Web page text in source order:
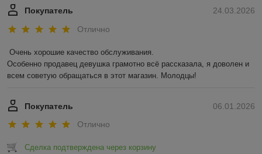
24.03.2026
Покупатель
Отлично
Очень хорошие качество обслуживания.
Особенно продавец девушка грамотно всё рассказала, я доволен и
всем советую обращаться в этот магазин. Молодцы!
06.01.2026
Покупатель
Отлично
Сделка подтверждена через корзину